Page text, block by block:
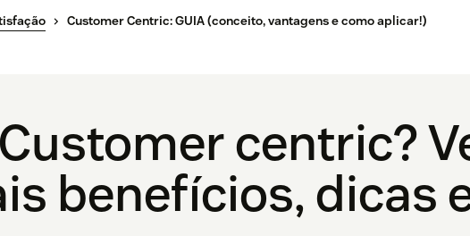
Customer Centric: GUIA (conceito, vantagens e como aplicar!)
centric?
benefícios, dicas